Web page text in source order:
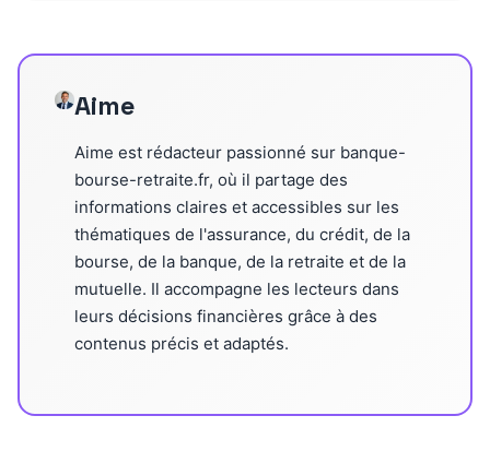
Aime
Aime est rédacteur passionné sur banque-
bourse-retraite.fr, où il partage des
informations claires et accessibles sur les
thématiques de l'assurance, du crédit, de la
bourse, de la banque, de la retraite et de la
mutuelle. Il accompagne les lecteurs dans
leurs décisions financières grâce à des
contenus précis et adaptés.